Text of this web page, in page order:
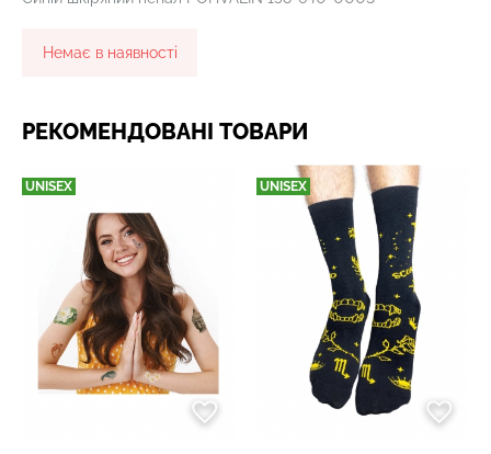
Немає в наявності
РЕКОМЕНДОВАНІ ТОВАРИ
UNISEX UNISEX